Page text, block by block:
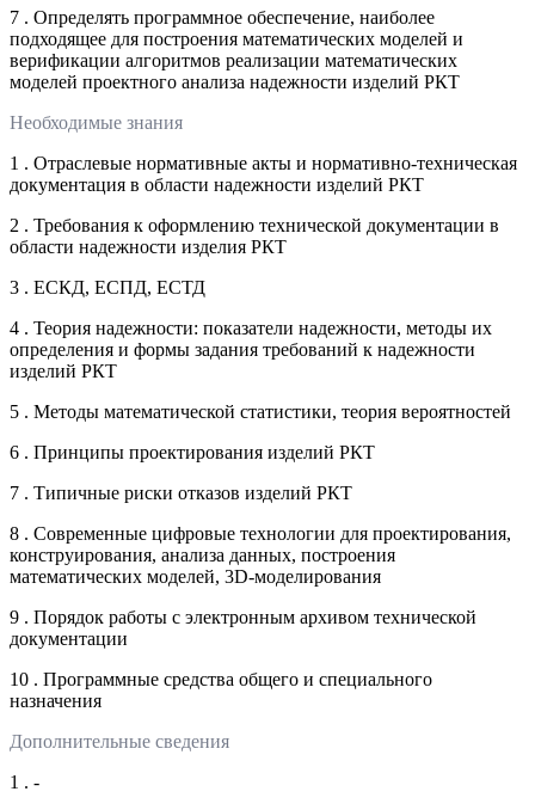
7 . Определять программное обеспечение, наиболее
подходящее для построения математических моделей и
верификации алгоритмов реализации математических
моделей проектного анализа надежности изделий РКТ
Необходимые знания
1 . Отраслевые нормативные акты и нормативно-техническая
документация в области надежности изделий РКТ
2 . Требования к оформлению технической документации в
области надежности изделия РКТ
3 . ЕСКД, ЕСПД, ЕСТД
4 . Теория надежности: показатели надежности, методы их
определения и формы задания требований к надежности
изделий РКТ
5 . Методы математической статистики, теория вероятностей
6 . Принципы проектирования изделий РКТ
7 . Типичные риски отказов изделий РКТ
8 . Современные цифровые технологии для проектирования,
конструирования, анализа данных, построения
математических моделей, 3D-моделирования
9 . Порядок работы с электронным архивом технической
документации
10 . Программные средства общего и специального
назначения
Дополнительные сведения
1 . -